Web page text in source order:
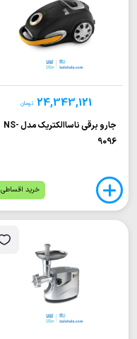
24,343,121 تومان
جارو برقی ناساالکتریک مدل NS-
9096
خرید اقساطی